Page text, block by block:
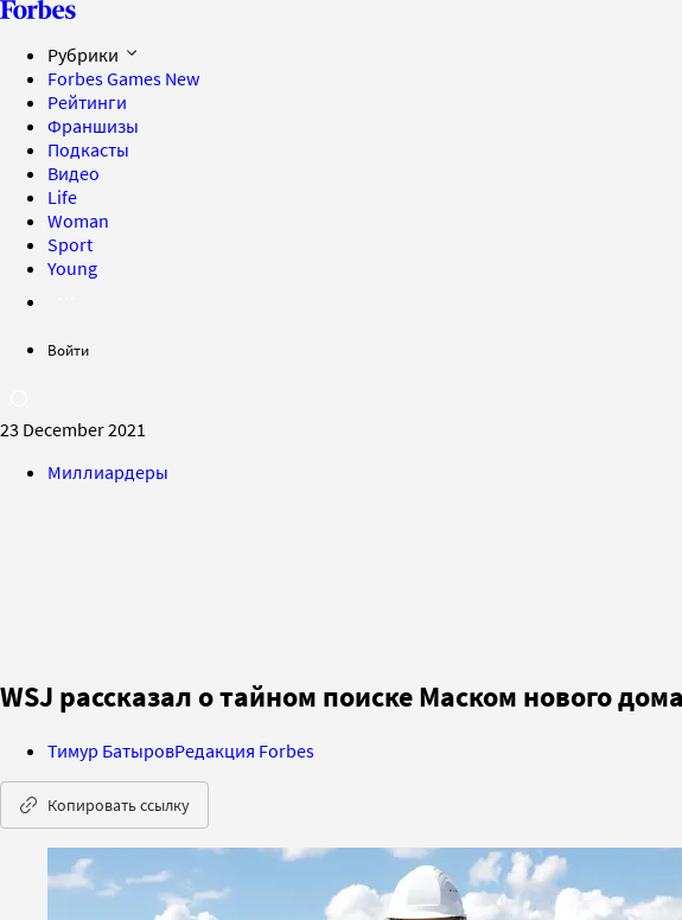
Рубрики
Forbes Games New
Рейтинги
Франшизы
Подкасты
Видео
Life
Woman
Sport
Young
Войти
23 December 2021
Миллиардеры
WSJ рассказал о тайном поиске Маском нового
Тимур БатыровРедакция Forbes
Копировать ссылку